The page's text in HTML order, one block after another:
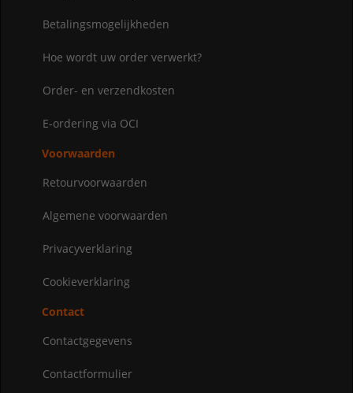
Betalingsmogelijkheden
Hoe wordt uw order verwerkt?
Order- en verzendkosten
E-ordering via OCI
Voorwaarden
Retourvoorwaarden
Algemene voorwaarden
Privacyverklaring
Cookieverklaring
Contact
Contactgegevens
Contactformulier